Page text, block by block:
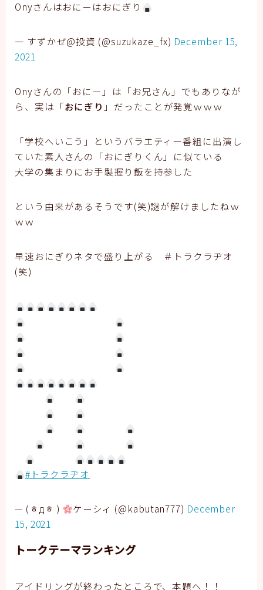
Onyさんはおにーはおにぎり
— すずかぜ@投資 (@suzukaze_fx) December 15,
2021
Onyさんの「おにー」は「お兄さん」でもありなが
ら、実は「おにぎり 」だったことが発覚ｗｗｗ
「学校へいこう」というバラエティー番組に出演し
ていた素人さんの「おにぎりくん」に似ている
大学の集まりにお手製握り飯を持参した
という由来があるそうです(笑)謎が解けましたねｗ
ｗｗ
早速おにぎりネタで盛り上がる ＃トラクラヂオ
(笑)
#トラクラヂオ
— (ᇂдᇂ ) ケーシィ (@kabutan777) December
15, 2021
トークテーマランキング
アイドリングが終わったところで、本題へ！！